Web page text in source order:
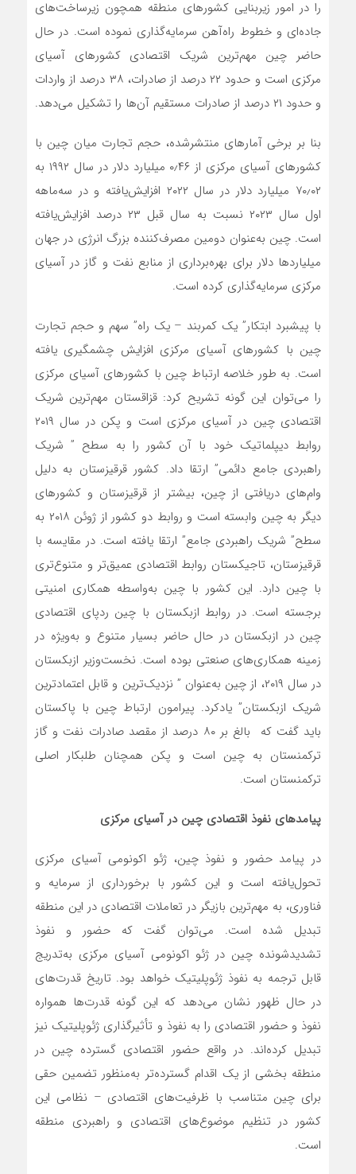
را در امور زیربنایی کشورهای منطقه همچون زیرساخت‌های
جاده‌ای و خطوط راه‌آهن سرمایه‌گذاری نموده است. در حال
حاضر چین مهم‌ترین شریک اقتصادی کشورهای آسیای
مرکزی است و حدود ۲۲ درصد از صادرات، ۳۸ درصد از واردات
و حدود ۲۱ درصد از صادرات مستقیم آن‌ها را تشکیل می‌دهد.
بنا بر برخی آمارهای منتشرشده، حجم تجارت میان چین با
کشورهای آسیای مرکزی از ۰٫۴۶ میلیارد دلار در سال ۱۹۹۲ به
۷۰٫۰۲ میلیارد دلار در سال ۲۰۲۲ افزایش‌یافته و در سه‌ماهه
اول سال ۲۰۲۳ نسبت به سال قبل ۲۳ درصد افزایش‌یافته
است. چین به‌عنوان دومین مصرف‌کننده بزرگ انرژی در جهان
میلیاردها دلار برای بهره‌برداری از منابع نفت و گاز در آسیای
مرکزی سرمایه‌گذاری کرده است.
با پیشبرد ابتکار” یک کمربند – یک راه” سهم و حجم تجارت
چین با کشورهای آسیای مرکزی افزایش چشمگیری یافته
است. به طور خلاصه ارتباط چین با کشورهای آسیای مرکزی
را می‌توان این گونه تشریح کرد: قزاقستان مهم‌ترین شریک
اقتصادی چین در آسیای مرکزی است و پکن در سال ۲۰۱۹
روابط دیپلماتیک خود با آن کشور را به سطح ” شریک
راهبردی جامع دائمی” ارتقا داد. کشور قرقیزستان به دلیل
وام‌های دریافتی از چین، بیشتر از قرقیزستان و کشورهای
دیگر به چین وابسته است و روابط دو کشور از ژوئن ۲۰۱۸ به
سطح” شریک راهبردی جامع” ارتقا یافته است. در مقایسه با
قرقیزستان، تاجیکستان روابط اقتصادی عمیق‌تر و متنوع‌تری
با چین دارد. این کشور با چین به‌واسطه همکاری امنیتی
برجسته است. در روابط ازبکستان با چین ردپای اقتصادی
چین در ازبکستان در حال حاضر بسیار متنوع و به‌ویژه در
زمینه همکاری‌های صنعتی بوده است. نخست‌وزیر ازبکستان
در سال ۲۰۱۹، از چین به‌عنوان ” نزدیک‌ترین و قابل اعتمادترین
شریک ازبکستان” یادکرد. پیرامون ارتباط چین با پاکستان
باید گفت که بالغ بر ۸۰ درصد از مقصد صادرات نفت و گاز
ترکمنستان به چین است و پکن همچنان طلبکار اصلی
ترکمنستان است.
پیامدهای نفوذ اقتصادی چین در آسیای مرکزی
در پیامد حضور و نفوذ چین، ژئو اکونومی آسیای مرکزی
تحول‌یافته است و این کشور با برخورداری از سرمایه و
فناوری، به مهم‌ترین بازیگر در تعاملات اقتصادی در این منطقه
تبدیل شده است. می‌توان گفت که حضور و نفوذ
تشدیدشونده چین در ژئو اکونومی آسیای مرکزی به‌تدریج
قابل ترجمه به نفوذ ژئوپلیتیک خواهد بود. تاریخ قدرت‌های
در حال ظهور نشان می‌دهد که این گونه قدرت‌ها همواره
نفوذ و حضور اقتصادی را به نفوذ و تأثیرگذاری ژئوپلیتیک نیز
تبدیل کرده‌اند. در واقع حضور اقتصادی گسترده چین در
منطقه بخشی از یک اقدام گسترده‌تر به‌منظور تضمین حقی
برای چین متناسب با ظرفیت‌های اقتصادی – نظامی این
کشور در تنظیم موضوع‌های اقتصادی و راهبردی منطقه
است.